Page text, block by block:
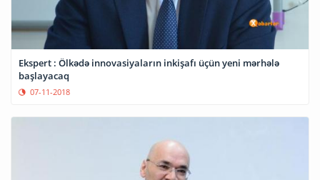
Ekspert : Ölkədə innovasiyaların inkişafı üçün yeni mərhələ
başlayacaq
07-11-2018